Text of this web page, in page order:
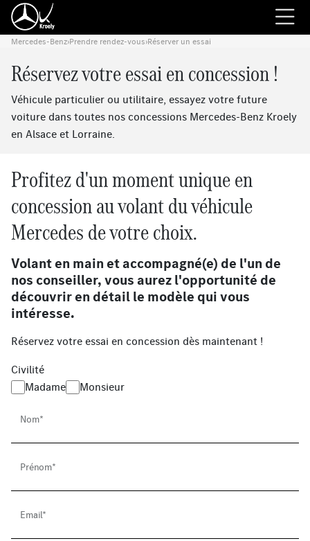
Mercedes-Benz›Prendre rendez-vous›Réserver un essai
Réservez votre essai en concession !
Véhicule particulier ou utilitaire, essayez votre future
voiture dans toutes nos concessions Mercedes-Benz Kroely
en Alsace et Lorraine.
Profitez d'un moment unique en
concession au volant du véhicule
Mercedes de votre choix.
Volant en main et accompagné(e) de l'un de
nos conseiller, vous aurez l'opportunité de
découvrir en détail le modèle qui vous
intéresse.
Réservez votre essai en concession dès maintenant !
Civilité
Madame
Monsieur
Nom*
Prénom*
Email*